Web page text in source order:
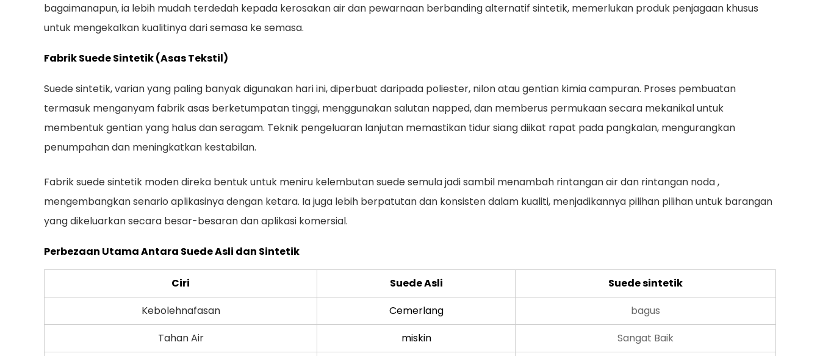
bagaimanapun, ia lebih mudah terdedah kepada kerosakan air dan pewarnaan berbanding alternatif sintetik, memerlukan produk penjagaan khusus
untuk mengekalkan kualitinya dari semasa ke semasa.
Fabrik Suede Sintetik (Asas Tekstil)
Suede sintetik, varian yang paling banyak digunakan hari ini, diperbuat daripada poliester, nilon atau gentian kimia campuran. Proses pembuatan
termasuk menganyam fabrik asas berketumpatan tinggi, menggunakan salutan napped, dan memberus permukaan secara mekanikal untuk
membentuk gentian yang halus dan seragam. Teknik pengeluaran lanjutan memastikan tidur siang diikat rapat pada pangkalan, mengurangkan
penumpahan dan meningkatkan kestabilan.
Fabrik suede sintetik moden direka bentuk untuk meniru kelembutan suede semula jadi sambil menambah rintangan air dan rintangan noda,
mengembangkan senario aplikasinya dengan ketara. Ia juga lebih berpatutan dan konsisten dalam kualiti, menjadikannya pilihan pilihan untuk barangan
yang dikeluarkan secara besar-besaran dan aplikasi komersial.
Perbezaan Utama Antara Suede Asli dan Sintetik
Ciri Suede Asli
Suede sintetik
Kebolehnafasan
Cemerlang
bagus
Tahan Air
miskin
Sangat Baik